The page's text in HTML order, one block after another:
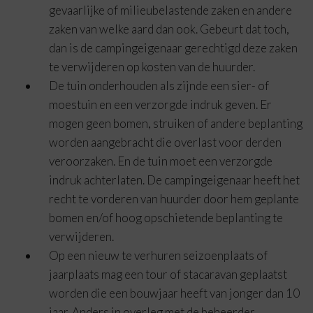
gevaarlijke of milieubelastende zaken en andere
zaken van welke aard dan ook. Gebeurt dat toch,
dan is de campingeigenaar gerechtigd deze zaken
te verwijderen op kosten van de huurder.
De tuin onderhouden als zijnde een sier- of
moestuin en een verzorgde indruk geven. Er
mogen geen bomen, struiken of andere beplanting
worden aangebracht die overlast voor derden
veroorzaken. En de tuin moet een verzorgde
indruk achterlaten. De campingeigenaar heeft het
recht te vorderen van huurder door hem geplante
bomen en/of hoog opschietende beplanting te
verwijderen.
Op een nieuw te verhuren seizoenplaats of
jaarplaats mag een tour of stacaravan geplaatst
worden die een bouwjaar heeft van jonger dan 10